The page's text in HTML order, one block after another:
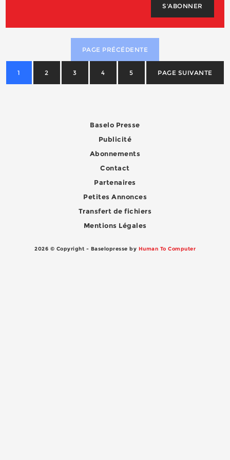
S'ABONNER
PAGE PRÉCÉDENTE
1 2 3 4 5 PAGE SUIVANTE
Baselo Presse
Publicité
Abonnements
Contact
Partenaires
Petites Annonces
Transfert de fichiers
Mentions Légales
2026 © Copyright - Baselopresse by Human To Computer